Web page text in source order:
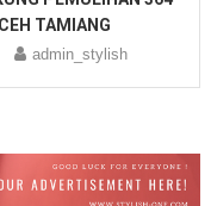
TAMIANG
admin_stylish